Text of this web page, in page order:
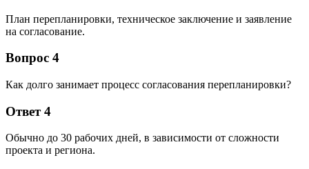
План перепланировки, техническое заключение и заявление
на согласование.
Вопрос 4
Как долго занимает процесс согласования перепланировки?
Ответ 4
Обычно до 30 рабочих дней, в зависимости от сложности
проекта и региона.